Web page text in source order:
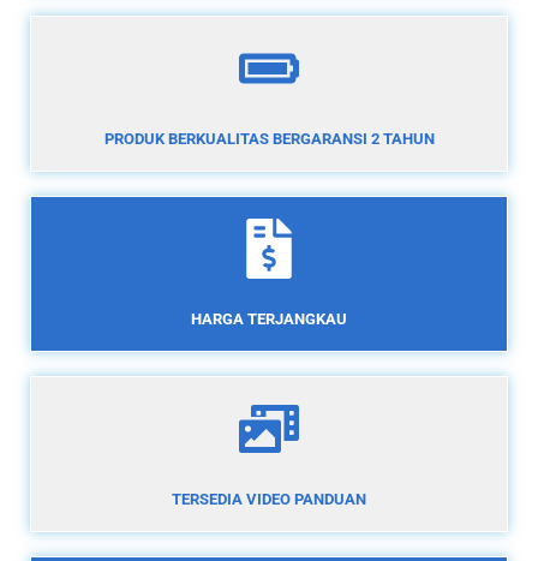
PRODUK BERKUALITAS BERGARANSI 2 TAHUN
HARGA TERJANGKAU
TERSEDIA VIDEO PANDUAN